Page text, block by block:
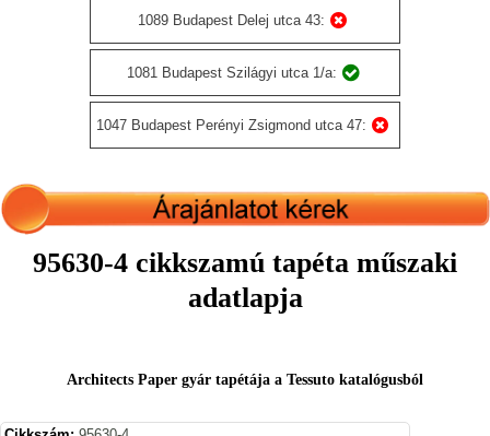
1089 Budapest Delej utca 43:
1081 Budapest Szilágyi utca 1/a:
1047 Budapest Perényi Zsigmond utca 47:
95630-4 cikkszamú tapéta műszaki
adatlapja
Architects Paper gyár tapétája a Tessuto katalógusból